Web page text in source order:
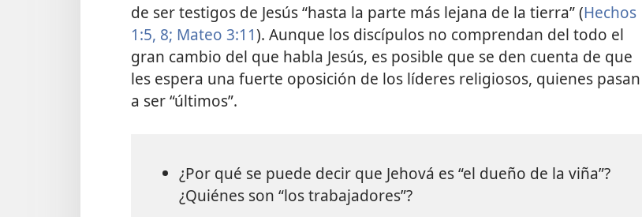
de ser testigos de Jesús “hasta la parte más lejana de la tierra” (Hechos
1:5, 8; Mateo 3:11). Aunque los discípulos no comprendan del todo el
gran cambio del que habla Jesús, es posible que se den cuenta de que
les espera una fuerte oposición de los líderes religiosos, quienes pasan
a ser “últimos”.
¿Por qué se puede decir que Jehová es “el dueño de la viña”?
¿Quiénes son “los trabajadores”?